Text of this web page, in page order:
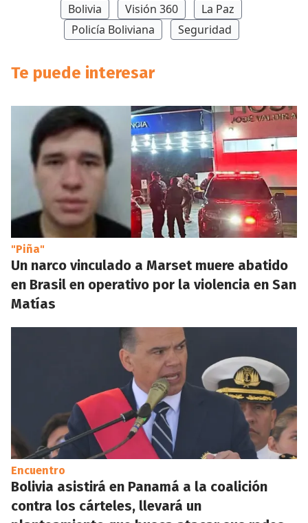
Bolivia Visión 360
La Paz
Policía Boliviana
Seguridad
Te puede interesar
"Piña"
Un narco vinculado a Marset muere abatido
en Brasil en operativo por la violencia en San
Matías
Encuentro
Bolivia asistirá en Panamá a la coalición
contra los cárteles, llevará un